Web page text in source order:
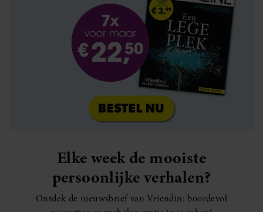
Elke week de mooiste
persoonlijke verhalen?
Ontdek de nieuwsbrief van Vriendin: boordevol